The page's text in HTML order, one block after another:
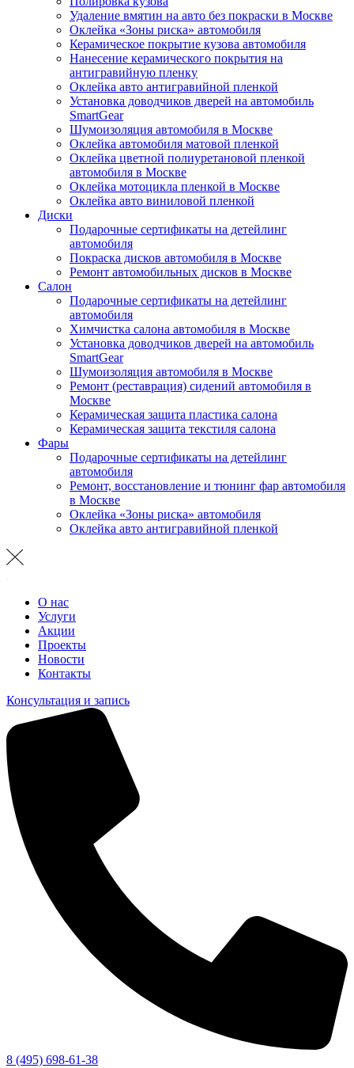
Удаление вмятин на авто без покраски в Москве
Оклейка «Зоны риска» автомобиля
Керамическое покрытие кузова автомобиля
Нанесение керамического покрытия на
антигравийную пленку
Оклейка авто антигравийной пленкой
Установка доводчиков дверей на автомобиль
SmartGear
Шумоизоляция автомобиля в Москве
Оклейка автомобиля матовой пленкой
Оклейка цветной полиуретановой пленкой
автомобиля в Москве
Оклейка мотоцикла пленкой в Москве
Оклейка авто виниловой пленкой
Диски
Подарочные сертификаты на детейлинг
автомобиля
Покраска дисков автомобиля в Москве
Ремонт автомобильных дисков в Москве
Салон
Подарочные сертификаты на детейлинг
автомобиля
Химчистка салона автомобиля в Москве
Установка доводчиков дверей на автомобиль
SmartGear
Шумоизоляция автомобиля в Москве
Ремонт (реставрация) сидений автомобиля в
Москве
Керамическая защита пластика салона
Керамическая защита текстиля салона
Фары
Подарочные сертификаты на детейлинг
автомобиля
Ремонт, восстановление и тюнинг фар автомобиля
в Москве
Оклейка «Зоны риска» автомобиля
Оклейка авто антигравийной пленкой
О нас
Услуги
Акции
Проекты
Новости
Контакты
Консультация и запись
8 (495) 698-61-38